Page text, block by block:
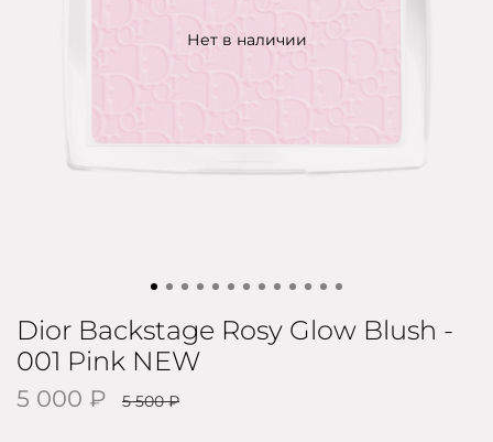
Нет в наличии
Dior Backstage Rosy Glow Blush -
001 Pink NEW
5 000 ₽ 5 500 ₽